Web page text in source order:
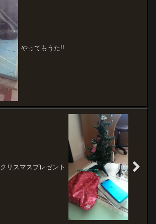
やってもうた!!
クリスマスプレゼント